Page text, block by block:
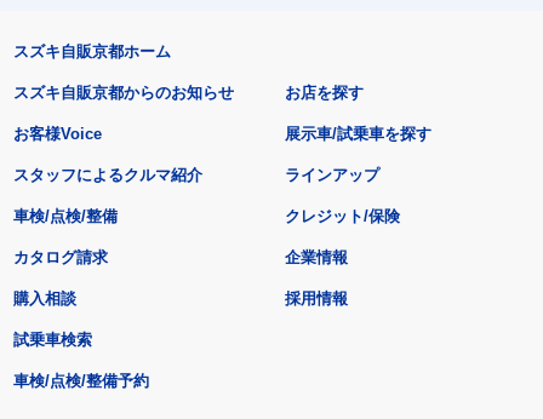
スズキ自販京都ホーム
スズキ自販京都からのお知らせ
お客様Voice
スタッフによるクルマ紹介
お店を探す
展示車/試乗車を探す
ラインアップ
車検/点検/整備 クレジット/保険
カタログ請求
購入相談
試乗車検索
車検/点検/整備予約
企業情報
採用情報